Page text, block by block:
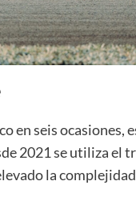
en seis ocasiones,
2021 se utiliza
la